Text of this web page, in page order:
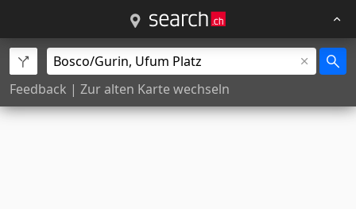
Feedback | Zur alten Karte wechseln